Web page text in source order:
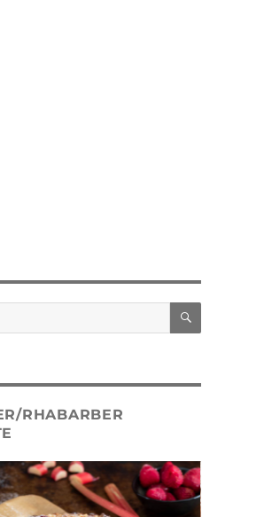
SUCHEN
RHABARBER